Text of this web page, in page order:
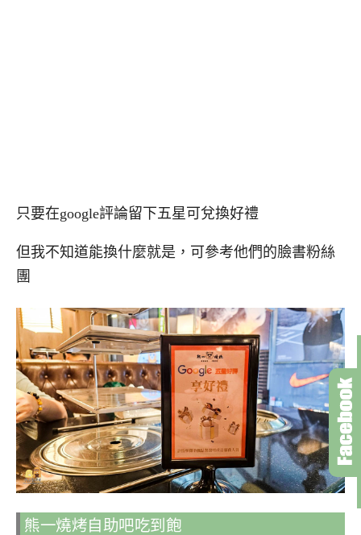
只要在google評論留下五星可兌換好禮
但我不知道能換什麼就是，可參考他們的臉書粉絲
團
熊一燒烤自助吧吃到飽